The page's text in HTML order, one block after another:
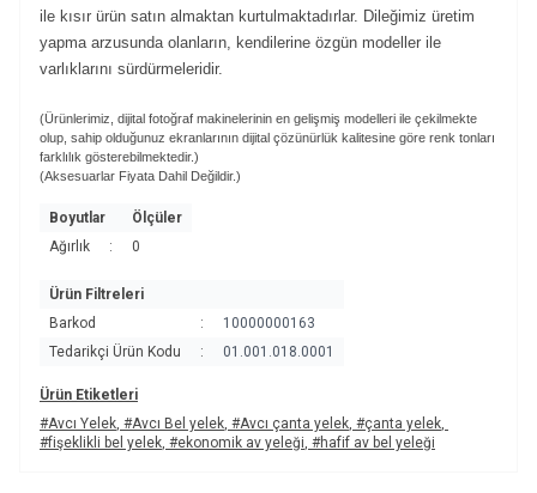
ile kısır ürün satın almaktan kurtulmaktadırlar. Dileğimiz üretim
yapma arzusunda olanların, kendilerine özgün modeller ile
varlıklarını sürdürmeleridir.
(Ürünlerimiz, dijital fotoğraf makinelerinin en gelişmiş modelleri ile çekilmekte
olup, sahip olduğunuz ekranlarının dijital çözünürlük kalitesine göre renk tonları
farklılık gösterebilmektedir.)
(Aksesuarlar Fiyata Dahil Değildir.)
Boyutlar
Ölçüler
Ağırlık
: 0
Ürün Filtreleri
Barkod
:
10000000163
Tedarikçi Ürün Kodu
: 01.001.018.0001
Ürün Etiketleri
#Avcı Yelek, #Avcı Bel yelek, #Avcı çanta yelek, #çanta yelek,
#fişeklikli bel yelek, #ekonomik av yeleği, #hafif av bel yeleği